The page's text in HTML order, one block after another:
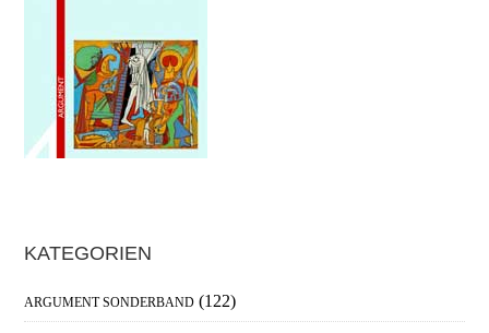
Haupt-
Sidebar
KATEGORIEN
ARGUMENT SONDERBAND (122)